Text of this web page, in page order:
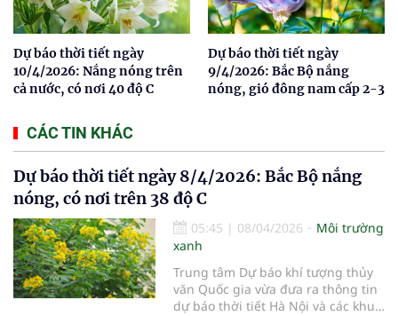
Dự báo thời tiết ngày
10/4/2026: Nắng nóng trên
cả nước, có nơi 40 độ C
Dự báo thời tiết ngày
9/4/2026: Bắc Bộ nắng
nóng, gió đông nam cấp 2-3
CÁC TIN KHÁC
Dự báo thời tiết ngày 8/4/2026: Bắc Bộ nắng
nóng, có nơi trên 38 độ C
05:45 | 08/04/2026
Môi trường
xanh
Trung tâm Dự báo khí tượng thủy
văn Quốc gia vừa đưa ra thông tin
dự báo thời tiết Hà Nội và các khu